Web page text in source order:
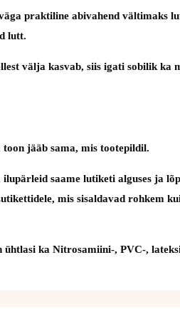
praktiline abivahend vältimaks
lutt.
välja kasvab, siis igati sobilik ka
jääb sama, mis tootepildil.
saame lutiketi alguses ja
mis sisaldavad rohkem
ka Nitrosamiini-, PVC-,